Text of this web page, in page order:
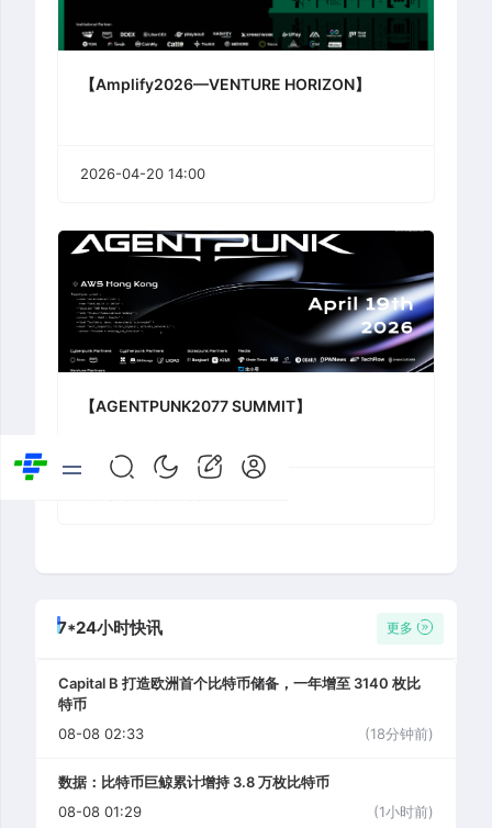
【Amplify2026—VENTURE HORIZON】
2026-04-20 14:00
【AGENTPUNK2077 SUMMIT】
7*24小时快讯 更多
Capital B 打造欧洲首个比特币储备，一年增至 3140 枚比
特币
08-08 02:33
(18分钟前)
数据：比特币巨鲸累计增持 3.8 万枚比特币
08-08 01:29
(1小时前)